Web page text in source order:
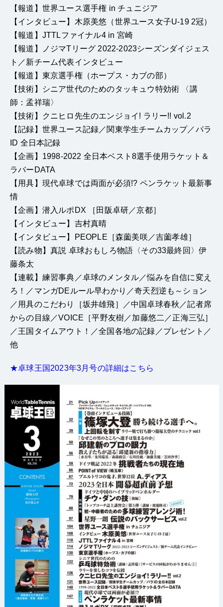
【報道】世界ユース選手権 in チュニジア
【インタビュー】木原美悠（世界ユース女子U-19 2冠）
【報道】JTTLファイナル4 in 宮崎
【報道】ノジマTリーグ 2022-2023シーズンダイジェス
ト／新チーム代表インタビュー
【報道】東京選手権（ホープス・カブの部）
【技術】シニア世代のためのタッキュウ特効術 〈講
師：孟祥瑞〉
【技術】クニヒロ先生のエンジョイ! ラリー!! vol.2
【記録】世界ユース記録／関東学生チームカップ／パラ
ID 全日本記録
【企画】1998-2022 全日本ベスト8選手使用ラケット＆
ラバーDATA
【用具】現代卓球では両面が必須!? ペンラケット最新事
情
【企画】潜入ルポDX ［田阪卓研／京都］
【インタビュー】吉村真晴
【インタビュー】PEOPLE［森薗美咲／吉薗孝雄］
【読み物】真説 卓球おもしろ物語〈その33最終回〉伊
藤条太
【連載】練習事典／卓球のメンタル／悩みを自信に変え
ろ！／マンガDEルール早わかり／奇天烈逆も～ション
／用具のこだわり［坂井雄飛］／中国卓球春秋／記者席
からの目線／VOICE［平野友樹／加藤悠二／正海三弘］
／王国タイムアウト！／全国各地の記録／プレゼント／
他
★卓球王国2023年3月号の詳細はこちら